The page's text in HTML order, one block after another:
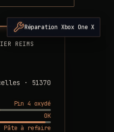
REIMS
· 51370
Pin 4 oxydé
OK
Pâte à refaire
Réparation Xbox One X